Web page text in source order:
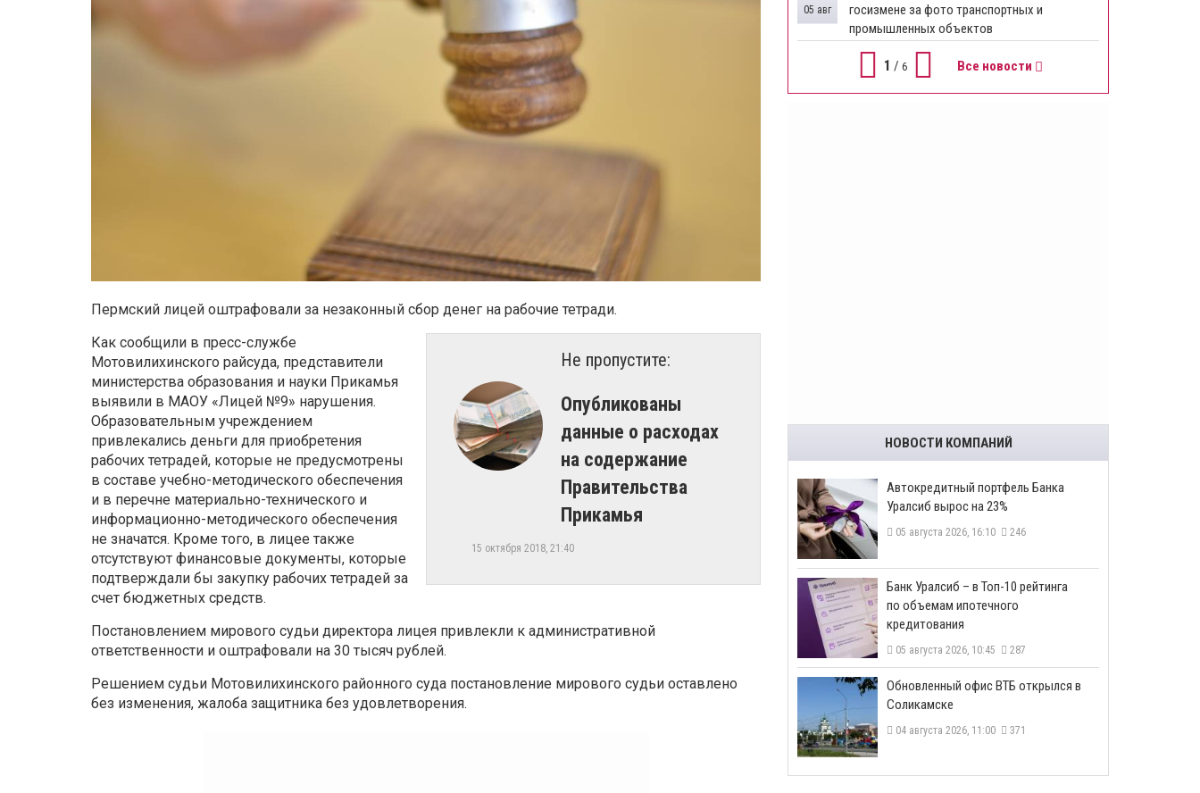
Пермский лицей оштрафовали за незаконный сбор денег на рабочие тетради.
Не пропустите:
​Опубликованы
данные о расходах
на содержание
Правительства
Прикамья
15 октября 2018, 21:40
Как сообщили в пресс-службе
Мотовилихинского райсуда, представители
министерства образования и науки Прикамья
выявили в МАОУ «Лицей №9» нарушения.
Образовательным учреждением
привлекались деньги для приобретения
рабочих тетрадей, которые не предусмотрены
в составе учебно-методического обеспечения
и в перечне материально-технического и
информационно-методического обеспечения
не значатся. Кроме того, в лицее также
отсутствуют финансовые документы, которые
подтверждали бы закупку рабочих тетрадей за
счет бюджетных средств.
Постановлением мирового судьи директора лицея привлекли к административной
ответственности и оштрафовали на 30 тысяч рублей.
Решением судьи Мотовилихинского районного суда постановление мирового судьи оставлено
без изменения, жалоба защитника без удовлетворения.
госизмене за фото транспортных и
промышленных объектов
05 авг
1 / 6 Все новости
НОВОСТИ КОМПАНИЙ
​Автокредитный портфель Банка
Уралсиб вырос на 23%
05 августа 2026, 16:10 246
​Банк Уралсиб – в Топ-10 рейтинга
по объемам ипотечного
кредитования
05 августа 2026, 10:45 287
​Обновленный офис ВТБ открылся в
Соликамске
04 августа 2026, 11:00 371